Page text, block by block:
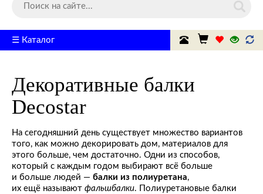
☰ Каталог
Декоративные балки
Decostar
На сегодняшний день существует множество вариантов
того, как можно декорировать дом, материалов для
этого больше, чем достаточно. Одни из способов,
который с каждым годом выбирают всё больше
и больше людей — балки из полиуретана,
их ещё называют фальшбалки. Полиуретановые балки